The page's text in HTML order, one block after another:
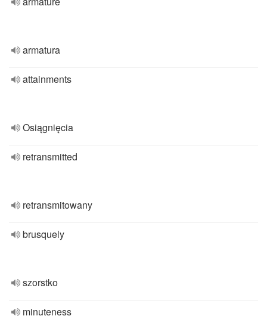
armatura
attainments
Osiągnięcia
retransmitted
retransmitowany
brusquely
szorstko
minuteness